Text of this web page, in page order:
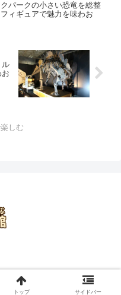
パークの小さい恐竜を総整
ィギュアで魅力を味わお
ル
しむ
博物館.
トップ サイドバー